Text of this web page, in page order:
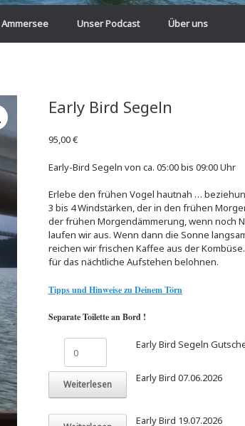
Unser Podcast Über uns
Early Bird Segeln
95,00€
Early-Bird Segeln von ca. 05:00 bis 09:00 Uhr
Erlebe den frühen Vogel hautnah …
3 bis 4 Windstärken, der in den frühen
der frühen Morgendämmerung, wenn noch
laufen wir aus. Wenn dann die Sonne
reichen wir frischen Kaffee aus der
für das nächtliche Aufstehen belohnen.
Tipps und Hinweise zu Deinem Törn
Separate Toilette an Bord !
Early
Bird
Segeln
Gutschein
Menge
Early Bird Segeln
Weiterlesen
Early Bird 07.06.2026
Early Bird 19.07.2026